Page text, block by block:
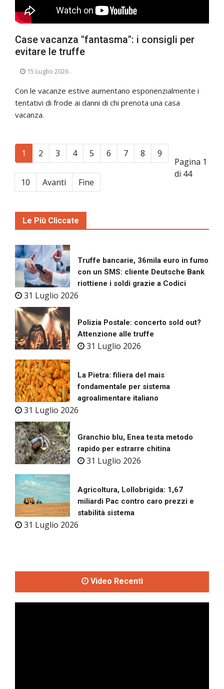
Case vacanza "fantasma": i consigli per
evitare le truffe
15 Luglio 2026
Con le vacanze estive aumentano esponenzialmente i
tentativi di frode ai danni di chi prenota una casa
vacanza.
1 2 3 4 5 6 7 8 9
10 Avanti Fine
Pagina 1
di 44
Le Più Cliccate
Truffe bancarie, 36mila euro in fumo
con un SMS: cliente Deutsche Bank
riottiene i soldi grazie a Codici
31 Luglio 2026
Polizia Postale: concerto sold out?
Attenzione alle truffe
31 Luglio 2026
La Pietra: filiera del mais
fondamentale per sistema
agroalimentare italiano
31 Luglio 2026
Granchio blu, Enea testa metodo
rapido per estrarre chitina
31 Luglio 2026
Agricoltura, Lollobrigida: 1,67
miliardi Pac contro caro prezzi e
stabilità sistema
31 Luglio 2026
Video Recenti